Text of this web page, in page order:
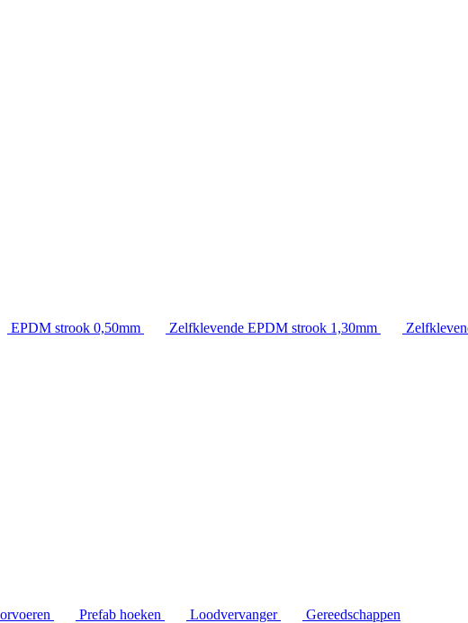
EPDM strook 0,50mm Zelfklevende EPDM strook 1,30mm
Prefab hoeken Loodvervanger
Gereedschappen